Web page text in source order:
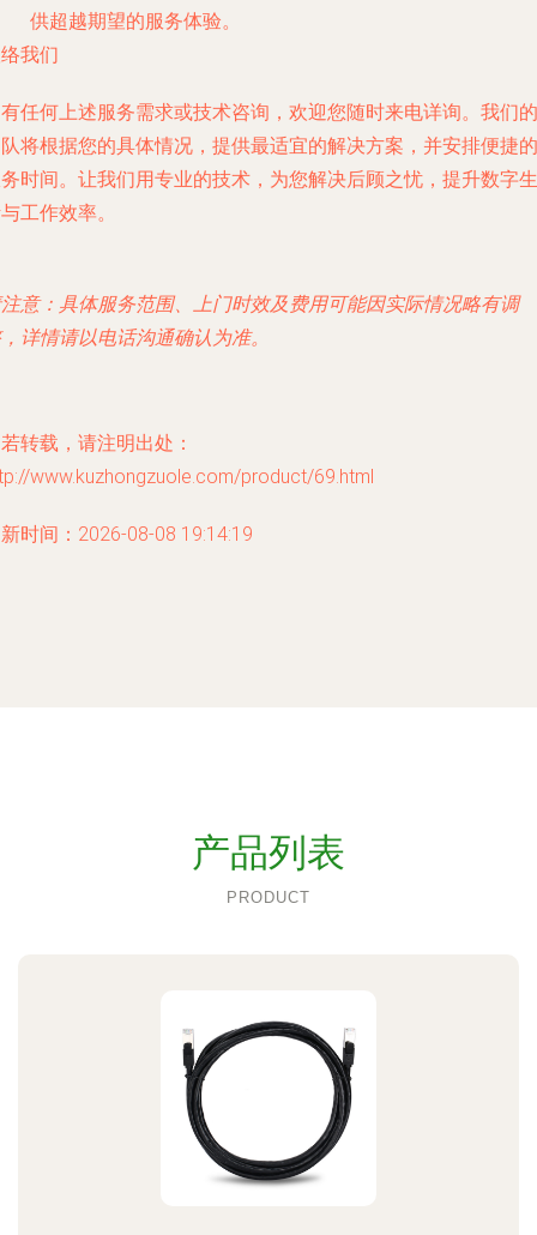
供超越期望的服务体验。
我们
任何上述服务需求或技术咨询，欢迎您随时来电详询。我们的
将根据您的具体情况，提供最适宜的解决方案，并安排便捷的
时间。让我们用专业的技术，为您解决后顾之忧，提升数字生
工作效率。
意：具体服务范围、上门时效及费用可能因实际情况略有调
详情请以电话沟通确认为准。
转载，请注明出处：
www.kuzhongzuole.com/product/69.html
时间：2026-08-08 19:14:19
产品列表
PRODUCT